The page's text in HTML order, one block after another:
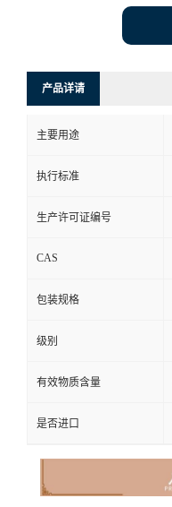
产品详请
主要用途
执行标准
生产许可证编号
CAS
包装规格
级别
有效物质含量
是否进口